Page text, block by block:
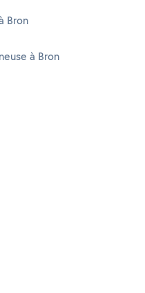
Bron
à Bron